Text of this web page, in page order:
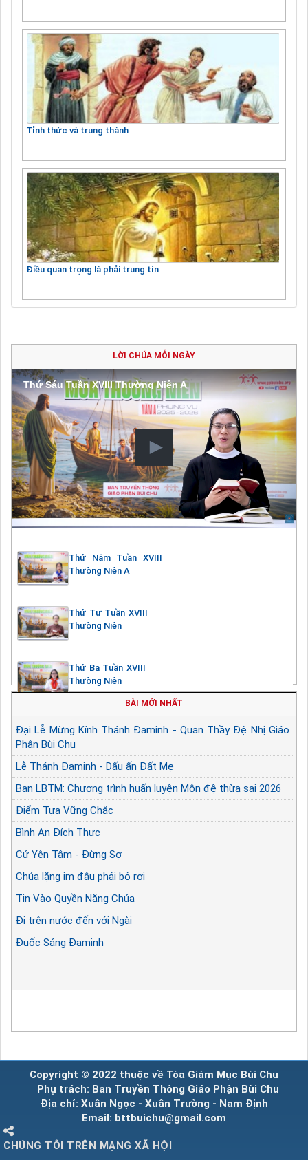
Tỉnh thức và trung thành
Điều quan trọng là phải trung tín
LỜI CHÚA MỖI NGÀY
Thứ Sáu Tuần XVIII Thường Niên A
Thứ Năm Tuần XVIII
Thường Niên A
Thứ Tư Tuần XVIII
Thường Niên
Thứ Ba Tuần XVIII
Thường Niên
BÀI MỚI NHẤT
Đại Lễ Mừng Kính Thánh Đaminh - Quan Thầy Đệ Nhị Giáo
Phận Bùi Chu
Lễ Thánh Đaminh - Dấu ấn Đất Mẹ
Ban LBTM: Chương trình huấn luyện Môn đệ thừa sai 2026
Điểm Tựa Vững Chắc
Bình An Đích Thực
Cứ Yên Tâm - Đừng Sợ
Chúa lặng im đâu phải bỏ rơi
Tin Vào Quyền Năng Chúa
Đi trên nước đến với Ngài
Đuốc Sáng Đaminh
Copyright © 2022 thuộc về Tòa Giám Mục Bùi Chu
Phụ trách: Ban Truyền Thông Giáo Phận Bùi Chu
Địa chỉ: Xuân Ngọc - Xuân Trường - Nam Định
Email: bttbuichu@gmail.com
CHÚNG TÔI TRÊN MẠNG XÃ HỘI